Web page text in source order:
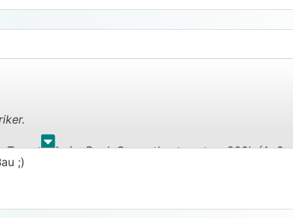
. .
Terrasse beim Pool. Gesamtkosten etwa 800k
;)